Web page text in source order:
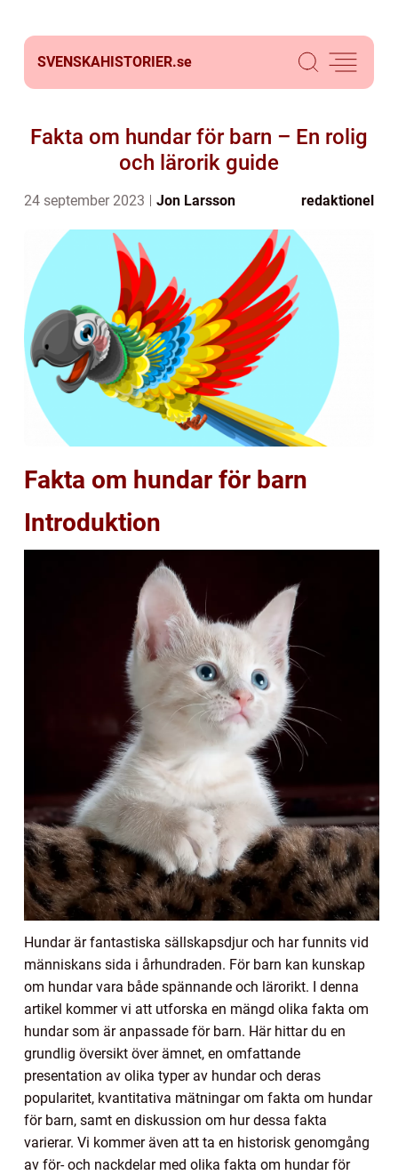
SVENSKAHISTORIER.se
Fakta om hundar för barn – En rolig
och lärorik guide
24 september 2023 Jon Larsson redaktionel
Fakta om hundar för barn
Introduktion
Hundar är fantastiska sällskapsdjur och har funnits vid
människans sida i århundraden. För barn kan kunskap
om hundar vara både spännande och lärorikt. I denna
artikel kommer vi att utforska en mängd olika fakta om
hundar som är anpassade för barn. Här hittar du en
grundlig översikt över ämnet, en omfattande
presentation av olika typer av hundar och deras
popularitet, kvantitativa mätningar om fakta om hundar
för barn, samt en diskussion om hur dessa fakta
varierar. Vi kommer även att ta en historisk genomgång
av för- och nackdelar med olika fakta om hundar för